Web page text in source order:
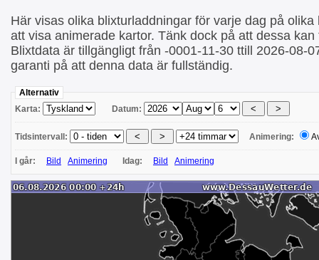
Här visas olika blixturladdningar för varje dag på
att visa animerade kartor. Tänk dock på att dessa
Blixtdata är tillgängligt från -0001-11-30 ttill 2026-08-
garanti på att denna data är fullständig.
Alternativ
Karta:
Datum:
Tidsintervall: Animering:
I går: Bild Animering Idag: Bild Animering